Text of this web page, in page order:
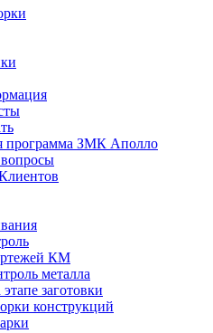
программа ЗМК Аполло
вопросы
КМ
металла
заготовки
конструкций